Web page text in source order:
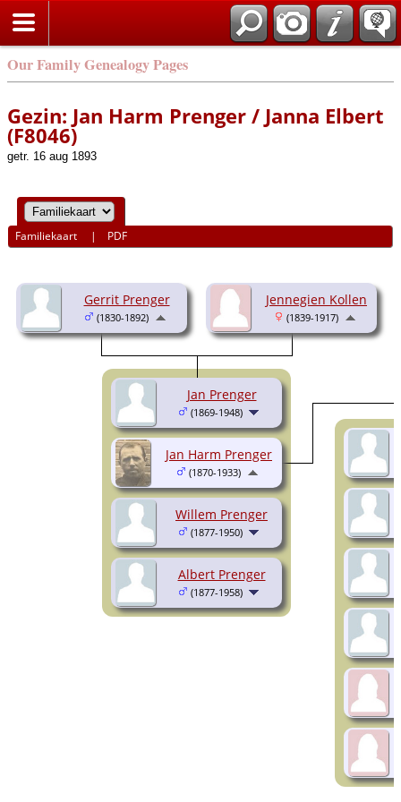
Our Family Genealogy Pages
Gezin: Jan Harm Prenger / Janna Elbert
(F8046)
getr. 16 aug 1893
Familiekaart | PDF
Gerrit Prenger
(1830-1892)
Jennegien Kollen
(1839-1917)
Jan Prenger
(1869-1948)
Willem Prenger
(1877-1950)
Albert Prenger
(1877-1958)
Jan Harm Prenger
(1870-1933)